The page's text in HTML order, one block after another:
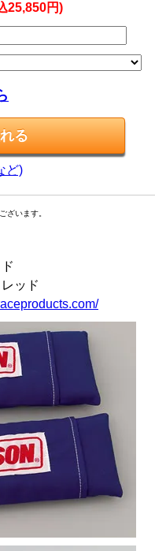
25,850円)
ど)
ざいます。
ッド